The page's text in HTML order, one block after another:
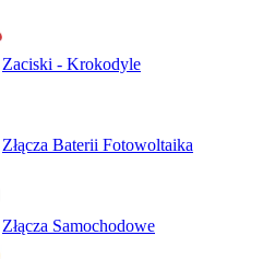
Zaciski - Krokodyle
Złącza Baterii Fotowoltaika
Złącza Samochodowe